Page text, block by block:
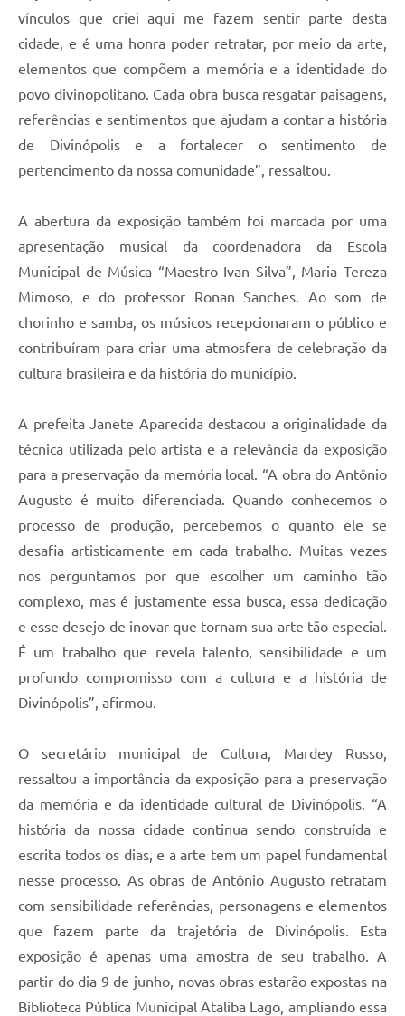
vínculos que criei aqui me fazem sentir parte desta
cidade, e é uma honra poder retratar, por meio da arte,
elementos que compõem a memória e a identidade do
povo divinopolitano. Cada obra busca resgatar paisagens,
referências e sentimentos que ajudam a contar a história
de Divinópolis e a fortalecer o sentimento de
pertencimento da nossa comunidade”, ressaltou.
A abertura da exposição também foi marcada por uma
apresentação musical da coordenadora da Escola
Municipal de Música “Maestro Ivan Silva”, Maria Tereza
Mimoso, e do professor Ronan Sanches. Ao som de
chorinho e samba, os músicos recepcionaram o público e
contribuíram para criar uma atmosfera de celebração da
cultura brasileira e da história do município.
A prefeita Janete Aparecida destacou a originalidade da
técnica utilizada pelo artista e a relevância da exposição
para a preservação da memória local. “A obra do Antônio
Augusto é muito diferenciada. Quando conhecemos o
processo de produção, percebemos o quanto ele se
desafia artisticamente em cada trabalho. Muitas vezes
nos perguntamos por que escolher um caminho tão
complexo, mas é justamente essa busca, essa dedicação
e esse desejo de inovar que tornam sua arte tão especial.
É um trabalho que revela talento, sensibilidade e um
profundo compromisso com a cultura e a história de
Divinópolis”, afirmou.
O secretário municipal de Cultura, Mardey Russo,
ressaltou a importância da exposição para a preservação
da memória e da identidade cultural de Divinópolis. “A
história da nossa cidade continua sendo construída e
escrita todos os dias, e a arte tem um papel fundamental
nesse processo. As obras de Antônio Augusto retratam
com sensibilidade referências, personagens e elementos
que fazem parte da trajetória de Divinópolis. Esta
exposição é apenas uma amostra de seu trabalho. A
partir do dia 9 de junho, novas obras estarão expostas na
Biblioteca Pública Municipal Ataliba Lago, ampliando essa